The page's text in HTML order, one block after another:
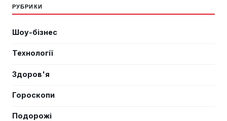
РУБРИКИ
Шоу-бізнес
Технології
Здоров'я
Гороскопи
Подорожі